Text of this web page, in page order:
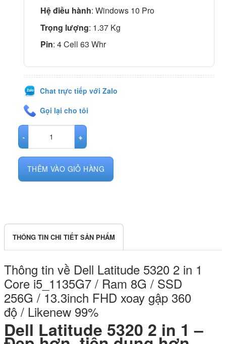
Hệ điều hành: Windows 10 Pro
Trọng lượng: 1.37 Kg
Pin: 4 Cell 63 Whr
Chat trực tiếp với Zalo
Gọi lại cho tôi
Dell Latitude 5320 2 in 1 Core i5_1135G7 / Ram 8G / SSD 256G /
THÊM VÀO GIỎ HÀNG
THÔNG TIN CHI TIẾT SẢN PHẨM
Thông tin về Dell Latitude 5320 2 in 1
Core i5_1135G7 / Ram 8G / SSD
256G / 13.3inch FHD xoay gập 360
độ / Likenew 99%
Dell Latitude 5320 2 in 1 –